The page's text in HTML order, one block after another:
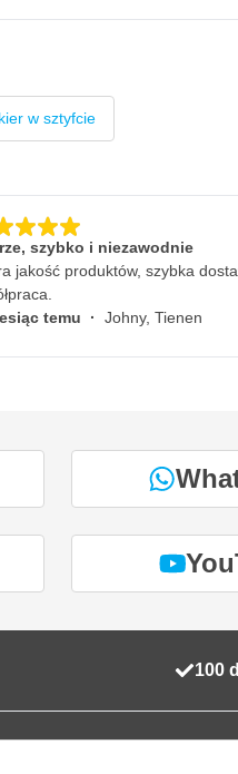
w sztyfcie
szybko i niezawodnie
jakość produktów, szybka
temu · Johny, Tienen
100